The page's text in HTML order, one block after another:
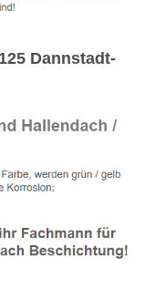
Dannstadt-